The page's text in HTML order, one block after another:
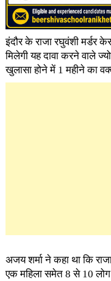
इंदौर के राजा रघुवंशी मर्डर
मिलेगी यह दावा करने वाले
खुलासा होने में 1 महीने का
अजय शर्मा ने कहा था कि
एक महिला समेत 8 से 10 लोग